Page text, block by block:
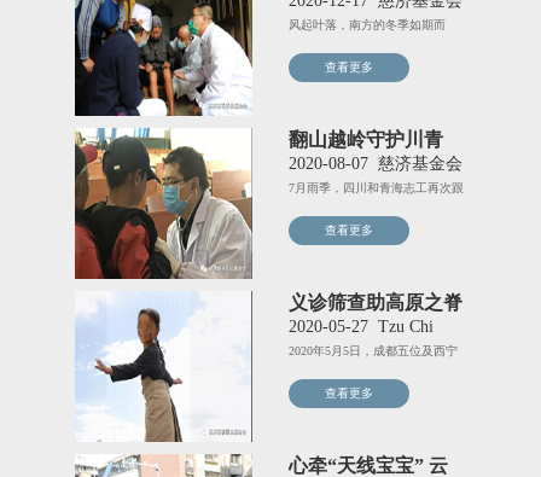
风起叶落，南方的冬季如期而
热，
查看更多
翻山越岭守护川青
2020-08-07 慈济基金会
7月雨季，四川和青海志工再次跟
查看更多
义诊筛查助高原之脊
挺立
2020-05-27 Tzu Chi
2020年5月5日，成都五位及西宁
查看更多
心牵“天线宝宝” 云